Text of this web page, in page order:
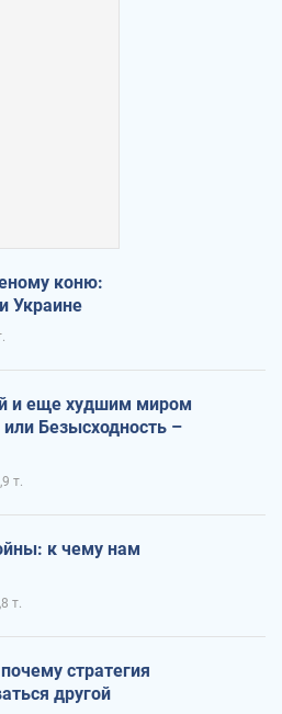
коню:
Украине
и еще худшим миром
или Безысходность –
т.
к чему нам
т.
стратегия
другой